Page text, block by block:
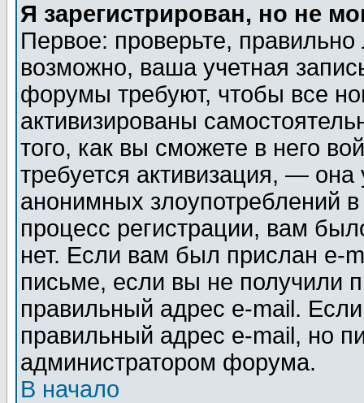
Я зарегистрирован, но не
Первое: проверьте,
возможно, ваша учетная
форумы требуют, чтобы все
активизированы
того, как вы сможете в него
требуется активизация, —
анонимных злоупотреблений
процесс регистрации, вам
нет. Если вам был прислан e-
письме, если вы не получили
правильный адрес e-mail.
правильный адрес e-mail, но
администратором форума.
В начало